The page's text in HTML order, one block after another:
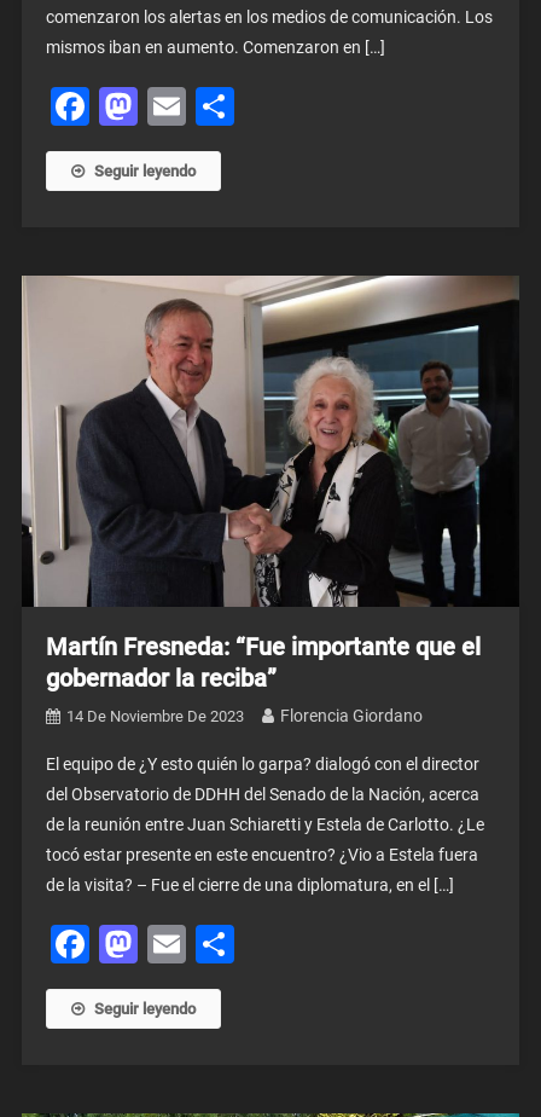
comenzaron los alertas en los medios de comunicación. Los
mismos iban en aumento. Comenzaron en […]
Facebook
Mastodon
EmailShare
Seguir leyendo
Martín Fresneda: “Fue importante que el
gobernador la reciba”
14 De Noviembre De 2023 Florencia Giordano
El equipo de ¿Y esto quién lo garpa? dialogó con el director
del Observatorio de DDHH del Senado de la Nación, acerca
de la reunión entre Juan Schiaretti y Estela de Carlotto. ¿Le
tocó estar presente en este encuentro? ¿Vio a Estela fuera
de la visita? – Fue el cierre de una diplomatura, en el […]
Facebook
Mastodon
Email
Seguir leyendo